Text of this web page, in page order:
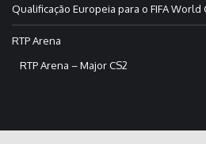
Qualificação Europeia para o FIFA World
RTP Arena
RTP Arena – Major CS2